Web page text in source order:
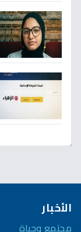
الأخبار
مجتمع وحياة